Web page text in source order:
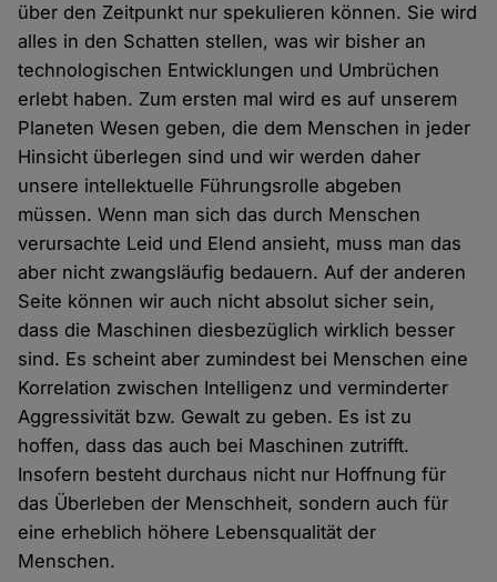
über den Zeitpunkt nur spekulieren können. Sie wird
alles in den Schatten stellen, was wir bisher an
technologischen Entwicklungen und Umbrüchen
erlebt haben. Zum ersten mal wird es auf unserem
Planeten Wesen geben, die dem Menschen in jeder
Hinsicht überlegen sind und wir werden daher
unsere intellektuelle Führungsrolle abgeben
müssen. Wenn man sich das durch Menschen
verursachte Leid und Elend ansieht, muss man das
aber nicht zwangsläufig bedauern. Auf der anderen
Seite können wir auch nicht absolut sicher sein,
dass die Maschinen diesbezüglich wirklich besser
sind. Es scheint aber zumindest bei Menschen eine
Korrelation zwischen Intelligenz und verminderter
Aggressivität bzw. Gewalt zu geben. Es ist zu
hoffen, dass das auch bei Maschinen zutrifft.
Insofern besteht durchaus nicht nur Hoffnung für
das Überleben der Menschheit, sondern auch für
eine erheblich höhere Lebensqualität der
Menschen.